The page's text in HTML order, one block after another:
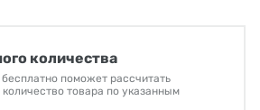
количества
поможет рассчитать
товара по указанным